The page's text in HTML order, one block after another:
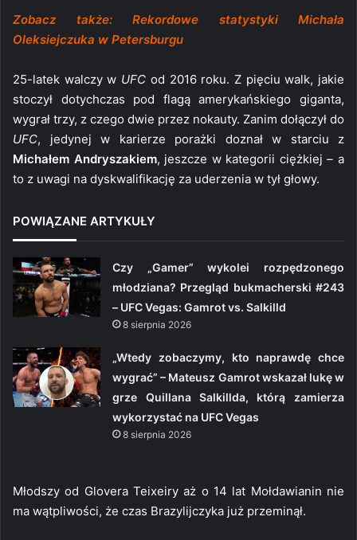
Zobacz także: Rekordowe statystyki Michała
Oleksiejczuka w Petersburgu
25-latek walczy w UFC od 2016 roku. Z pięciu walk, jakie
stoczył dotychczas pod flagą amerykańskiego giganta,
wygrał trzy, z czego dwie przez nokauty. Zanim dołączył do
UFC, jedynej w karierze porażki doznał w starciu z
Michałem Andryszakiem, jeszcze w kategorii ciężkiej – a
to z uwagi na dyskwalifikację za uderzenia w tył głowy.
POWIĄZANE ARTYKUŁY
Czy „Gamer” wykolei rozpędzonego
młodziana? Przegląd bukmacherski #243
– UFC Vegas: Gamrot vs. Salkilld
8 sierpnia 2026
„Wtedy zobaczymy, kto naprawdę chce
wygrać” – Mateusz Gamrot wskazał lukę w
grze Quillana Salkillda, którą zamierza
wykorzystać na UFC Vegas
8 sierpnia 2026
Młodszy od Glovera Teixeiry aż o 14 lat Mołdawianin nie
ma wątpliwości, że czas Brazylijczyka już przeminął.